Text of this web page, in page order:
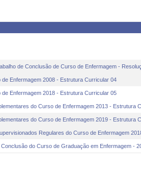
de Conclusão de Curso de Enfermagem -
de Enfermagem 2008 - Estrutura Curricular 04
de Enfermagem 2018 - Estrutura Curricular 05
do Curso de Enfermagem 2013 - Estrutura
do Curso de Enfermagem 2019 - Estrutura
Regulares do Curso de Enfermagem
do Curso de Graduação em Enfermagem -